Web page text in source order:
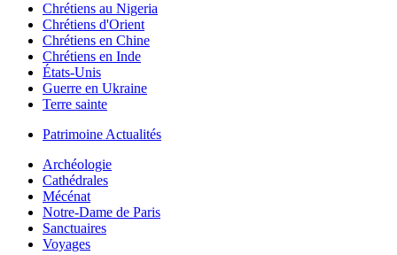
Chrétiens au Nigeria
Chrétiens d'Orient
Chrétiens en Chine
Chrétiens en Inde
États-Unis
Guerre en Ukraine
Terre sainte
Patrimoine Actualités
Archéologie
Cathédrales
Mécénat
Notre-Dame de Paris
Sanctuaires
Voyages